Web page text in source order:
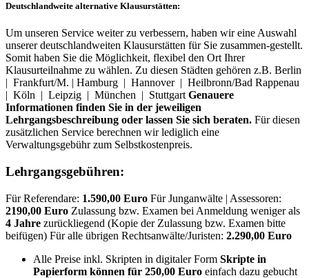
Deutschlandweite alternative Klausurstätten:
Um unseren Service weiter zu verbessern, haben wir eine Auswahl
unserer deutschlandweiten Klausurstätten für Sie zusammen-gestellt.
Somit haben Sie die Möglichkeit, flexibel den Ort Ihrer
Klausurteilnahme zu wählen. Zu diesen Städten gehören z.B. Berlin
| Frankfurt/M. | Hamburg | Hannover | Heilbronn/Bad Rappenau
| Köln | Leipzig | München | Stuttgart Genauere
Informationen finden Sie in der jeweiligen
Lehrgangsbeschreibung oder lassen Sie sich beraten. Für diesen
zusätzlichen Service berechnen wir lediglich eine
Verwaltungsgebühr zum Selbstkostenpreis.
Lehrgangsgebühren:
Für Referendare: 1.590,00 Euro Für Junganwälte | Assessoren:
2190,00 Euro Zulassung bzw. Examen bei Anmeldung weniger als
4 Jahre zurückliegend (Kopie der Zulassung bzw. Examen bitte
beifügen) Für alle übrigen Rechtsanwälte/Juristen: 2.290,00 Euro
Alle Preise inkl. Skripten in digitaler Form Skripte in
Papierform können für 250,00 Euro einfach dazu gebucht